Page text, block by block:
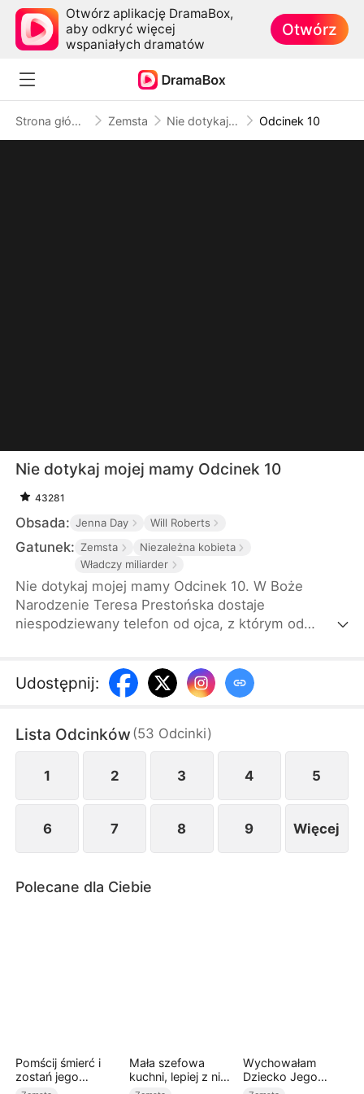
Otwórz aplikację DramaBox,
aby odkryć więcej
wspaniałych dramatów
Otwórz
Strona główna Zemsta Nie dotykaj mojej mamy Odcinek 10
Nie dotykaj mojej mamy Odcinek 10
43281
Obsada: Jenna Day Will Roberts
Gatunek: Zemsta
Niezależna kobieta
Władczy miliarder
Nie dotykaj mojej mamy Odcinek 10. W Boże
Narodzenie Teresa Prestońska dostaje
niespodziewany telefon od ojca, z którym od
trzej potężni synowie mają dołączyć później. Gdy
tylko wchodzi do domu, macocha i przyrodnie
przekonani, że nic nie znaczy. Nie mają pojęcia,
jaką siłę i wpływy mają jej synowie.
Udostępnij:
Lista Odcinków (53 Odcinki)
1 2 3 4 5
6 7 8 9 Więcej
Polecane dla Ciebie
Pomścij śmierć i
zostań jego
wybranką
Mała szefowa
kuchni, lepiej z nią
nie zadzierać
Wychowałam
Dziecko Jego
Kochanki